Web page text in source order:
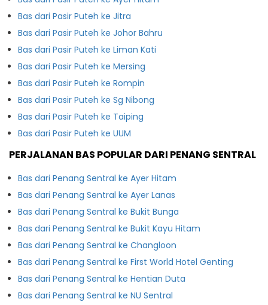
Bas dari Pasir Puteh ke Jitra
Bas dari Pasir Puteh ke Johor Bahru
Bas dari Pasir Puteh ke Liman Kati
Bas dari Pasir Puteh ke Mersing
Bas dari Pasir Puteh ke Rompin
Bas dari Pasir Puteh ke Sg Nibong
Bas dari Pasir Puteh ke Taiping
Bas dari Pasir Puteh ke UUM
PERJALANAN BAS POPULAR DARI PENANG SENTRAL
Bas dari Penang Sentral ke Ayer Hitam
Bas dari Penang Sentral ke Ayer Lanas
Bas dari Penang Sentral ke Bukit Bunga
Bas dari Penang Sentral ke Bukit Kayu Hitam
Bas dari Penang Sentral ke Changloon
Bas dari Penang Sentral ke First World Hotel Genting
Bas dari Penang Sentral ke Hentian Duta
Bas dari Penang Sentral ke NU Sentral